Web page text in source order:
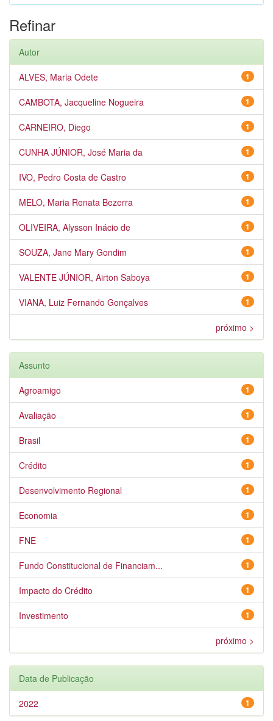
Refinar
Autor
1
ALVES, Maria Odete
1
CAMBOTA, Jacqueline Nogueira
1
CARNEIRO, Diego
1
CUNHA JÚNIOR, José Maria da
1
IVO, Pedro Costa de Castro
1
MELO, Maria Renata Bezerra
1
OLIVEIRA, Alysson Inácio de
1
SOUZA, Jane Mary Gondim
1
VALENTE JÚNIOR, Airton Saboya
1
VIANA, Luiz Fernando Gonçalves
próximo >
Assunto
1
Agroamigo
1
Avaliação
1
Brasil
1
Crédito
1
Desenvolvimento Regional
1
Economia
1
FNE
1
Fundo Constitucional de Financiam...
1
Impacto do Crédito
1
Investimento
próximo >
Data de Publicação
1
2022